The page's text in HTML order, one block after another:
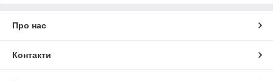
Про нас
Контакти